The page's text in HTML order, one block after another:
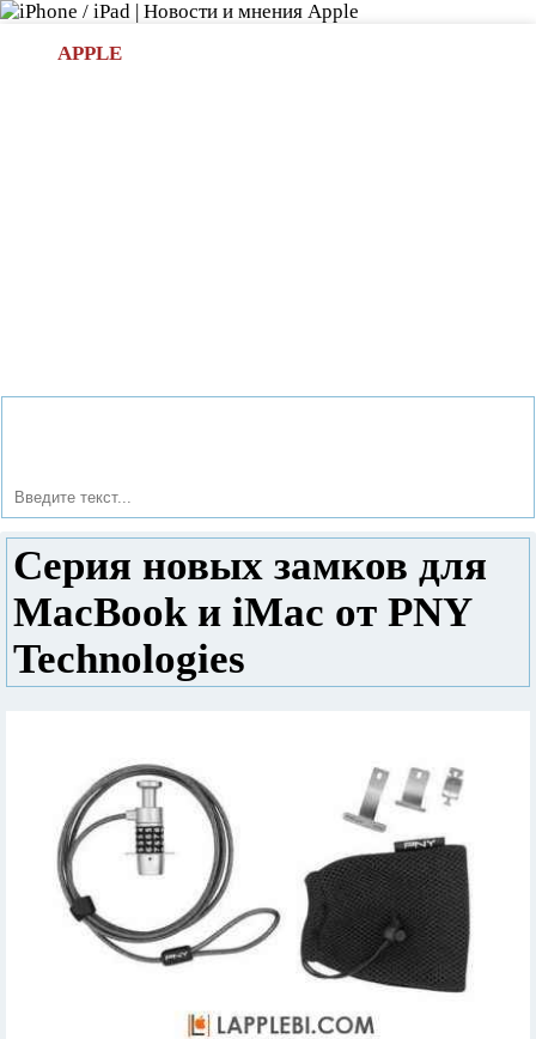
APPLE
Серия новых замков для
MacBook и iMac от PNY
Technologies